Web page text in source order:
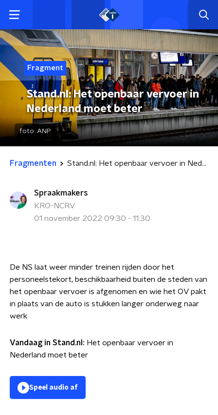
Fragment
Stand.nl: Het openbaar vervoer in
Nederland moet beter
foto: ANP
Fragmenten Stand.nl: Het openbaar vervoer in Nederland moet beter
Spraakmakers
KRO-NCRV
01 november 2022 09:30 - 11:30
De NS laat weer minder treinen rijden door het
personeelstekort, beschikbaarheid buiten de steden van
het openbaar vervoer is afgenomen en wie het OV pakt
in plaats van de auto is stukken langer onderweg naar
werk
Vandaag in Stand.nl: Het openbaar vervoer in
Nederland moet beter
Speel audio af